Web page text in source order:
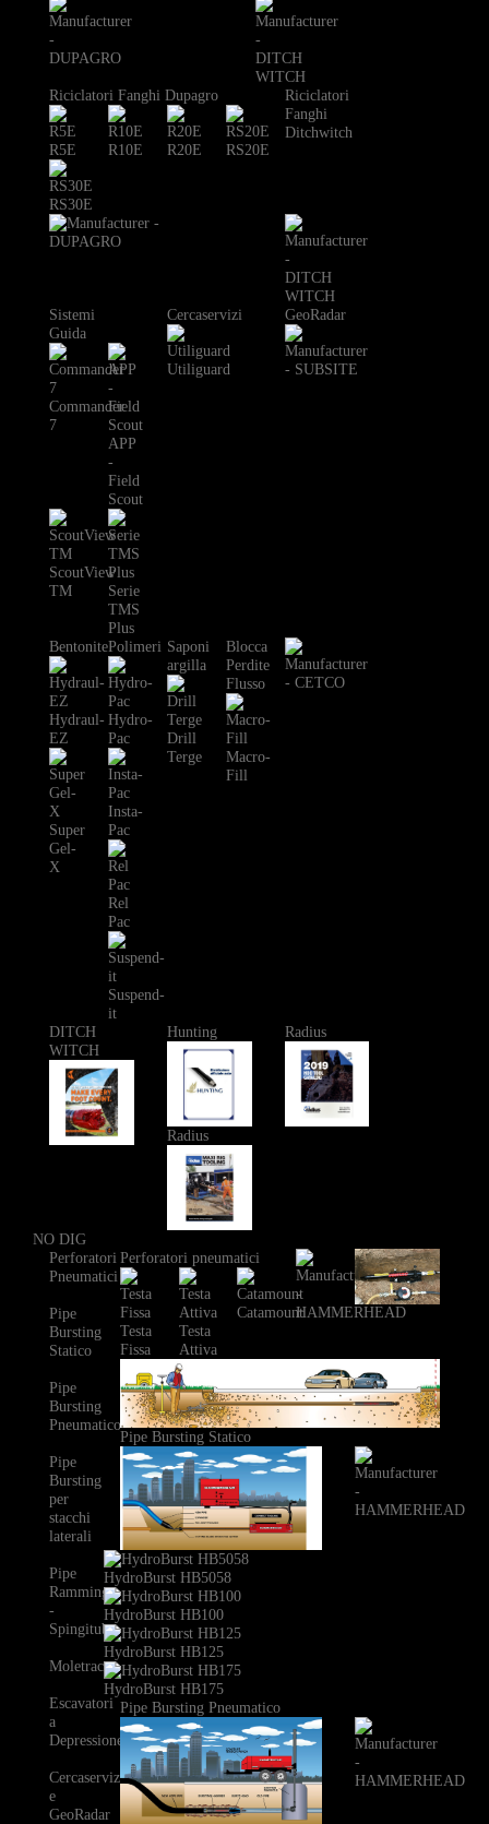
Riciclatori Fanghi Dupagro
R5E R10E R20E RS20E
RS30E
Riciclatori
Fanghi
Ditchwitch
Sistemi
Guida
Commander
7
APP
-
Field
Scout
ScoutView
TM
Serie
TMS
Plus
Cercaservizi
Utiliguard
GeoRadar
Bentonite
Hydraul-
EZ
Super
Gel-
X
Polimeri
Hydro-
Pac
Insta-
Pac
Rel
Pac
Suspend-
it
Saponi
argilla
Drill
Terge
Blocca
Perdite
Flusso
Macro-
Fill
DITCH
WITCH
Hunting Radius
Radius
NO DIG
Perforatori
Pneumatici
Pipe
Bursting
Statico
Pipe
Bursting
Pneumatico
Pipe
Bursting
per
stacchi
laterali
Pipe
Ramming
-
Spingitubo
Moletrac
Escavatori
a
Depressione
Cercaservizi
e
GeoRadar
Perforatori pneumatici
Testa
Fissa
Testa
Attiva
Catamount
Pipe Bursting Statico
HydroBurst HB5058
HydroBurst HB100
HydroBurst HB125
HydroBurst HB175
Pipe Bursting Pneumatico